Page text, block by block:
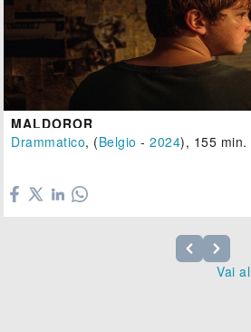
MALDOROR
Drammatico, (Belgio -2024), 155 min.
Vai